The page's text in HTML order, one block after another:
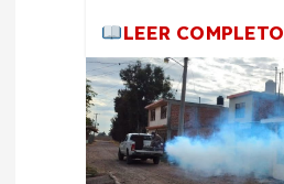
LEER COMPLETO